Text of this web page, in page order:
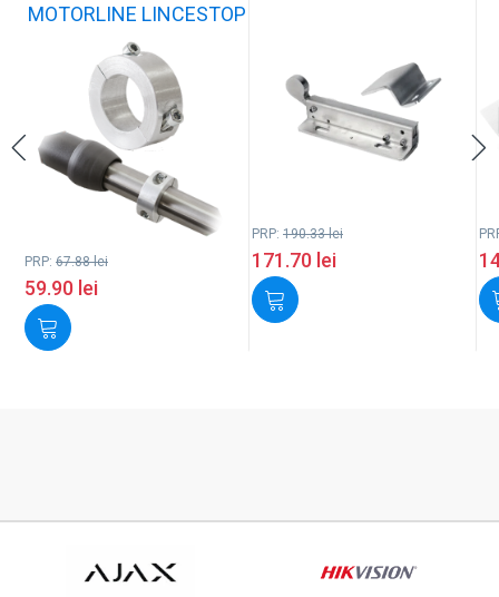
MOTORLINE LINCESTOP
PRP: 67.88lei
59.90 lei
PRP: 190.33lei
171.70 lei